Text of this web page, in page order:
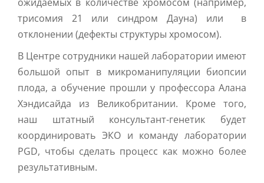
трисомия 21 или синдром Дауна) или в
отклонении (дефекты структуры хромосом).
В Центре сотрудники нашей лаборатории имеют
большой опыт в микроманипуляции биопсии
плода, а обучение прошли у профессора Алана
Хэндисайда из Великобритании. Кроме того,
наш штатный консультант-генетик будет
координировать ЭКО и команду лаборатории
PGD, чтобы сделать процесс как можно более
результативным.